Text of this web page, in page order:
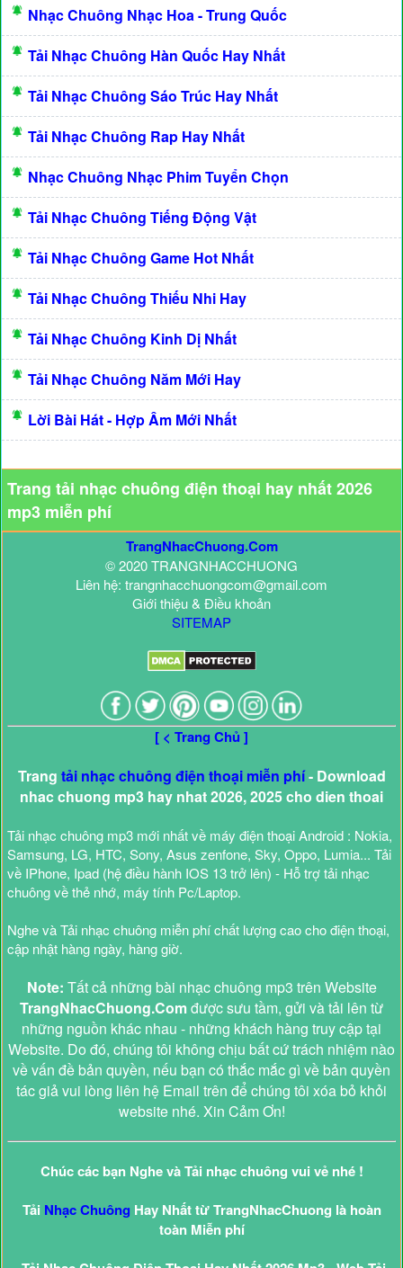
Nhạc Chuông Nhạc Hoa - Trung Quốc
Tải Nhạc Chuông Hàn Quốc Hay Nhất
Tải Nhạc Chuông Sáo Trúc Hay Nhất
Tải Nhạc Chuông Rap Hay Nhất
Nhạc Chuông Nhạc Phim Tuyển Chọn
Tải Nhạc Chuông Tiếng Động Vật
Tải Nhạc Chuông Game Hot Nhất
Tải Nhạc Chuông Thiếu Nhi Hay
Tải Nhạc Chuông Kinh Dị Nhất
Tải Nhạc Chuông Năm Mới Hay
Lời Bài Hát - Hợp Âm Mới Nhất
Trang tải nhạc chuông điện thoại hay nhất 2026
mp3 miễn phí
TrangNhacChuong.Com
© 2020 TRANGNHACCHUONG
Liên hệ: trangnhacchuongcom@gmail.com
Giới thiệu & Điều khoản
SITEMAP
[ < Trang Chủ ]
Trang tải nhạc chuông điện thoại miễn phí- Download
nhac chuong mp3 hay nhat 2026, 2025 cho dien thoai
Tải nhạc chuông mp3 mới nhất về máy điện thoại Android : Nokia,
Samsung, LG, HTC, Sony, Asus zenfone, Sky, Oppo, Lumia... Tải
về IPhone, Ipad (hệ điều hành IOS 13 trở lên) - Hỗ trợ tải nhạc
chuông về thẻ nhớ, máy tính Pc/Laptop.
Nghe và Tải nhạc chuông miễn phí chất lượng cao cho điện thoại,
cập nhật hàng ngày, hàng giờ.
Note: Tất cả những bài nhạc chuông mp3 trên Website
TrangNhacChuong.Comđược sưu tầm, gửi và tải lên từ
những nguồn khác nhau - những khách hàng truy cập tại
Website. Do đó, chúng tôi không chịu bất cứ trách nhiệm nào
về vấn đề bản quyền, nếu bạn có thắc mắc gì về bản quyền
tác giả vui lòng liên hệ Email trên để chúng tôi xóa bỏ khỏi
website nhé. Xin Cảm Ơn!
Chúc các bạn Nghe và Tải nhạc chuông vui vẻ nhé !
Tải Nhạc Chuông Hay Nhất từ TrangNhacChuong là hoàn
toàn Miễn phí